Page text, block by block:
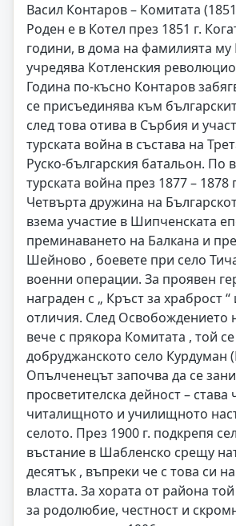
Васил Контаров – Комитата (1851
Роден е в Котел през 1851 г.
години, в дома на фамилията му
учредява Котленския
Година по-късно Контаров
се присъединява към
след това отива в Сърбия и
турската война в състава на
Руско-българския батальон. По
турската война през 1877 – 1878
Четвърта дружина на
взема участие в Шипченската
преминаването на Балкана и
Шейново , боевете при село
военни операции. За проявен
награден с „ Кръст за храброст
отличия. След Освобождението
вече с прякора Комитата , той
добруджанското село Курдуман
Опълченецът започва да се
просветителска дейност – става
читалищното и училищното
селото. През 1900 г. подкрепя
въстание в Шабленско срещу
десятък , въпреки че с това си
властта. За хората от района
за родолюбие, честност и